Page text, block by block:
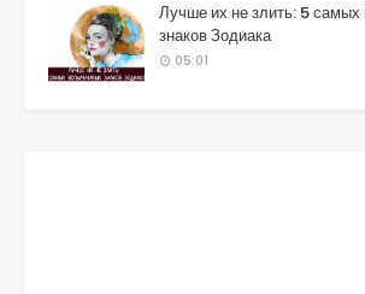
Лучше их не злить: 5
знаков Зодиака
05:01